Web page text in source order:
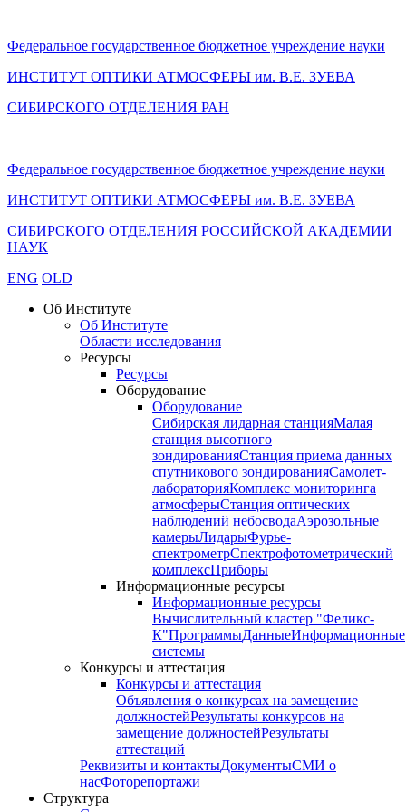
Федеральное государственное бюджетное учреждение науки
ИНСТИТУТ ОПТИКИ АТМОСФЕРЫ им. В.Е. ЗУЕВА
СИБИРСКОГО ОТДЕЛЕНИЯ РАН
Федеральное государственное бюджетное учреждение науки
ИНСТИТУТ ОПТИКИ АТМОСФЕРЫ им. В.Е. ЗУЕВА
СИБИРСКОГО ОТДЕЛЕНИЯ РОССИЙСКОЙ АКАДЕМИИ
НАУК
ENG OLD
Об Институте
Об Институте
Области исследования
Ресурсы
Ресурсы
Оборудование
Оборудование
Сибирская лидарная станцияМалая
станция высотного
зондированияСтанция приема данных
спутникового зондированияСамолет-
лабораторияКомплекс мониторинга
атмосферыСтанция оптических
наблюдений небосводаАэрозольные
камерыЛидарыФурье-
спектрометрСпектрофотометрический
комплексПриборы
Информационные ресурсы
Информационные ресурсы
Вычислительный кластер "Феликс-
К"ПрограммыДанныеИнформационные
системы
Конкурсы и аттестация
Конкурсы и аттестация
Объявления о конкурсах на замещение
должностейРезультаты конкурсов на
замещение должностейРезультаты
аттестаций
Реквизиты и контактыДокументыСМИ о
насФоторепортажи
Структура